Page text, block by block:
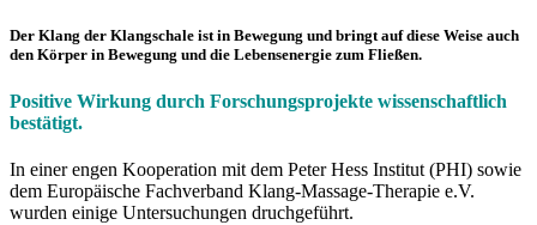
Der Klang der Klangschale ist in Bewegung und bringt auf diese Weise auch
den Körper in Bewegung und die Lebensenergie zum Fließen.
Positive Wirkung durch Forschungsprojekte wissenschaftlich
bestätigt.
In einer engen Kooperation mit dem Peter Hess Institut (PHI) sowie
dem Europäische Fachverband Klang-Massage-Therapie e.V.
wurden einige Untersuchungen druchgeführt.